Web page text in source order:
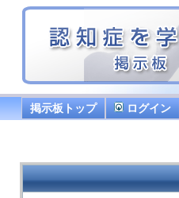
掲示板トップ ログイン